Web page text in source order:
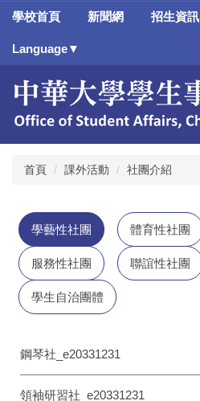
跳
主
容
區
學校首頁 新聞網 招生資訊
Language▼
首頁 課外活動 社團介紹
學藝性社團 體育性社團
服務性社團 聯誼性社團
學生自治團體
鋼琴社_e20331231
領袖研習社_e20331231